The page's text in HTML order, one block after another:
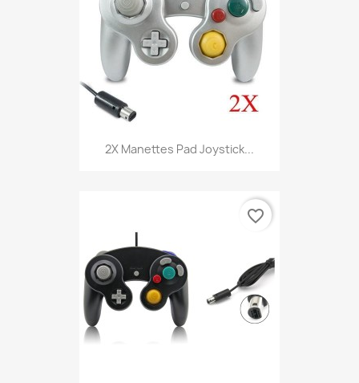
2X Manettes Pad Joystick...
favorite_border